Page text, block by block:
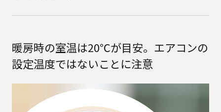
暖房時の室温は20℃が目安。エアコンの
設定温度ではないことに注意